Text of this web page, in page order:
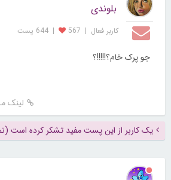
بلوندی
کاربر فعال |
567
| 644 پست
جو پرک خام؟‍‍!!!!!؟
لینک
یک کاربر از این پست مفید تشکر کرده است